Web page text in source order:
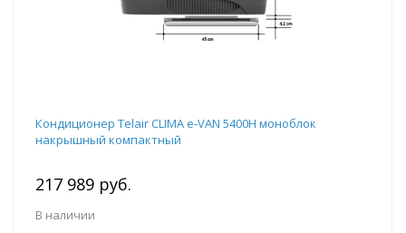
Кондиционер Telair CLIMA e-VAN 5400H моноблок
накрышный компактный
217 989 руб.
В наличии